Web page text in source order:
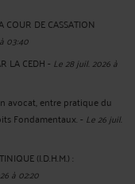
COUR DE CASSATION
03:40
LA CEDH- Le 28 juil. 2026 à
avocat, entre pratique du
Fondamentaux.- Le 26 juil.
(I.D.H.M.) :
à 02:20